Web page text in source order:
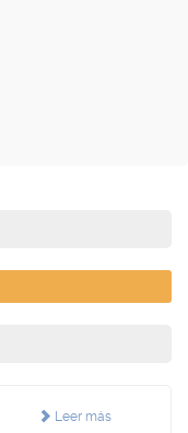
Leer más